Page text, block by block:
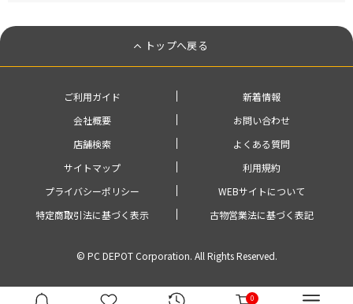
トップへ戻る
ご利用ガイド
新着情報
会社概要
お問い合わせ
店舗検索
よくある質問
サイトマップ
利用規約
プライバシーポリシー
WEBサイトについて
特定商取引法に基づく表示
古物営業法に基づく表記
© PC DEPOT Corporation. All Rights Reserved.
0